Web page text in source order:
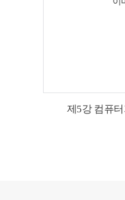
제5강 컴퓨